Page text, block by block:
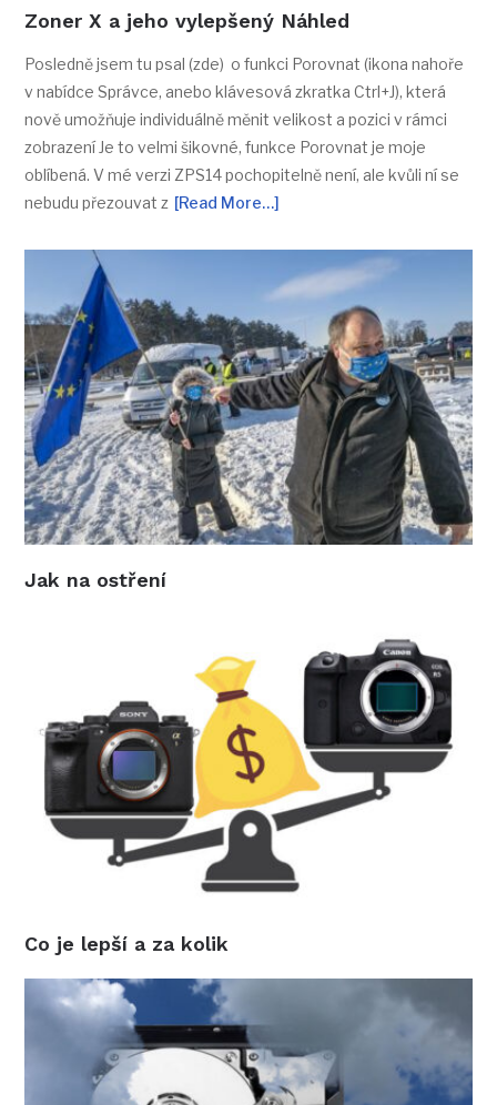
Zoner X a jeho vylepšený Náhled
Posledně jsem tu psal (zde) o funkci Porovnat (ikona nahoře
v nabídce Správce, anebo klávesová zkratka Ctrl+J), která
nově umožňuje individuálně měnit velikost a pozici v rámci
zobrazení Je to velmi šikovné, funkce Porovnat je moje
oblíbená. V mé verzi ZPS14 pochopitelně není, ale kvůli ní se
nebudu přezouvat z [Read More…]
Jak na ostření
Co je lepší a za kolik